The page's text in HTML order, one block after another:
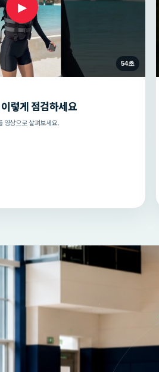
▶
54초
렇게 점검하세요
영상으로 살펴보세요.